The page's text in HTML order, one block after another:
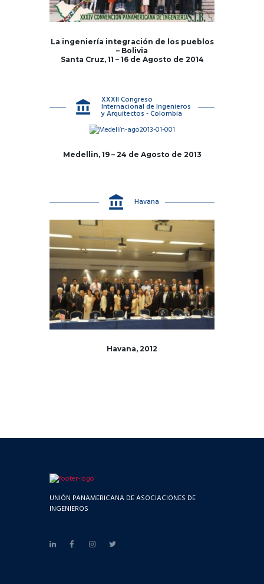
La ingeniería integración de los pueblos
– Bolivia
Santa Cruz, 11 – 16 de Agosto de 2014
XXXII Congreso
Internacional de Ingenieros
y Arquitectos - Colombia
Medellin, 19 – 24 de Agosto de 2013
Havana
Havana, 2012
UNIÓN PANAMERICANA DE ASOCIACIONES DE
INGENIEROS